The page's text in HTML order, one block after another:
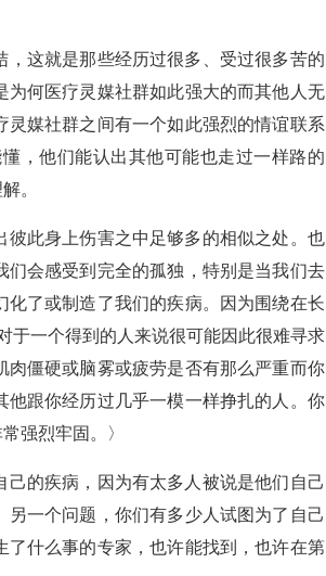
这就是那些经历过很多、受过很多苦的
为何医疗灵媒社群如此强大的而其他人无
媒社群之间有一个如此强烈的情谊联系
，他们能认出其他可能也走过一样路的
。
此身上伤害之中足够多的相似之处。也
会感受到完全的孤独，特别是当我们去
了或制造了我们的疾病。因为围绕在长
于一个得到的人来说很可能因此很难寻求
僵硬或脑雾或疲劳是否有那么严重而你
跟你经历过几乎一模一样挣扎的人。你
强烈牢固。〉
的疾病，因为有太多人被说是他们自己
一个问题，你们有多少人试图为了自己
什么事的专家，也许能找到，也许在第